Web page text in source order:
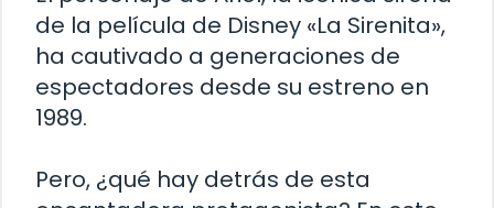
de la película de Disney «La Sirenita»,
ha cautivado a generaciones de
espectadores desde su estreno en
1989.
Pero, ¿qué hay detrás de esta